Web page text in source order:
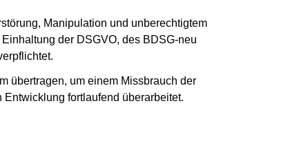
Manipulation und unberechtigtem
der DSGVO, des BDSG-neu
übertragen, um einem Missbrauch der
fortlaufend überarbeitet.